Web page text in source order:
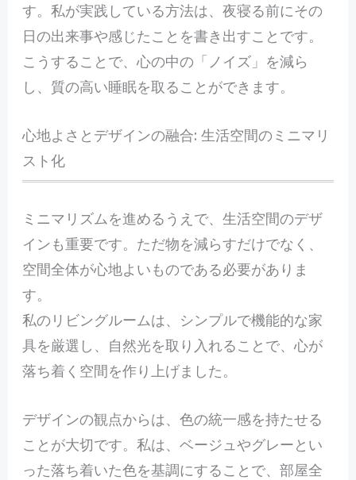
す。私が実践している方法は、夜寝る前にその
日の出来事や感じたことを書き出すことです。
こうすることで、心の中の「ノイズ」を減ら
し、質の高い睡眠を取ることができます。
心地よさとデザインの融合: 生活空間のミニマリ
スト化
ミニマリズムを進めるうえで、生活空間のデザ
インも重要です。ただ物を減らすだけでなく、
空間全体が心地よいものである必要がありま
す。
私のリビングルームは、シンプルで機能的な家
具を厳選し、自然光を取り入れることで、心が
落ち着く空間を作り上げました。
デザインの観点からは、色の統一感を持たせる
ことが大切です。私は、ベージュやグレーとい
った落ち着いた色を基調にすることで、部屋全